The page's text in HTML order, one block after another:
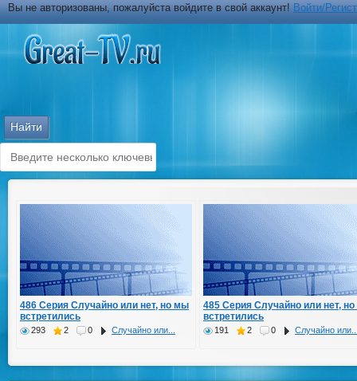
Вы не авторизованы, пожалуйста войдите в свой аккаунт!Войти/
486 Серия Случайно или нет, но мы
встретились
293 2 0 Случайно или...
485 Серия Случайно или нет,
встретились
191 2 0 Случайно